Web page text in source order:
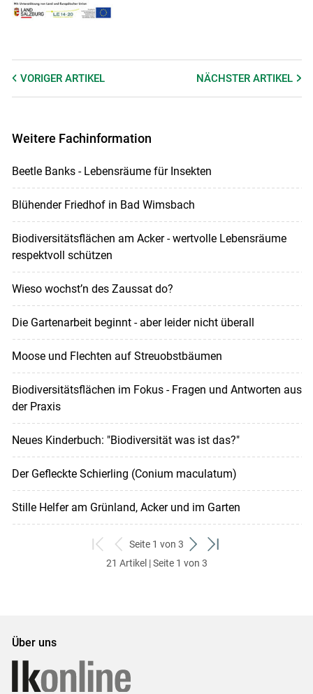
VORIGER ARTIKEL NÄCHSTERARTIKEL
Weitere Fachinformation
Beetle Banks - Lebensräume für Insekten
Blühender Friedhof in Bad Wimsbach
Biodiversitätsflächen am Acker - wertvolle Lebensräume
respektvoll schützen
Wieso wochst’n des Zaussat do?
Die Gartenarbeit beginnt - aber leider nicht überall
Moose und Flechten auf Streuobstbäumen
Biodiversitätsflächen im Fokus - Fragen und Antworten aus
der Praxis
Neues Kinderbuch: "Biodiversität was ist das?"
Der Gefleckte Schierling (Conium maculatum)
Stille Helfer am Grünland, Acker und im Garten
zum
ersten
zurück
zum
Seite 1 von 3
weiter
zum
zum
21 Artikel | Seite 1 von 3
Über uns